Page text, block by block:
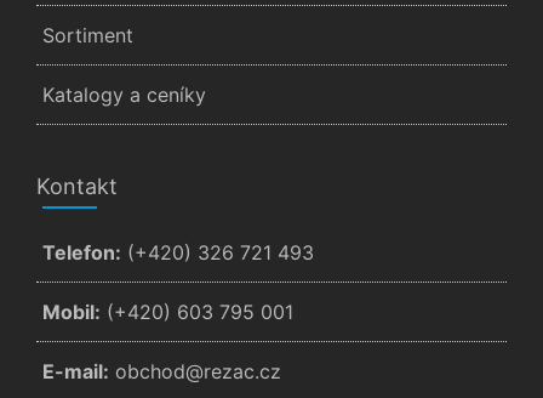
Sortiment
Katalogy a ceníky
Kontakt
Telefon: (+420) 326 721 493
Mobil: (+420) 603 795 001
E-mail: zc.cazer@dohcbo